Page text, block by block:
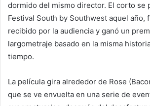
dormido del mismo director. El corto se
Festival South by Southwest aquel año,
recibido por la audiencia y ganó un
largometraje basado en la misma
tiempo.
La película gira alrededor de Rose
que se ve envuelta en una serie de